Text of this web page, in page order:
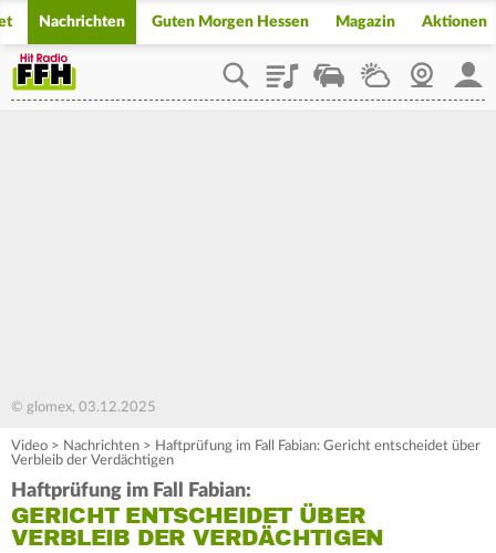
Nachrichten Guten Morgen Hessen Magazin Aktionen
PlaylistStaupilotWetterWebcam
© glomex, 03.12.2025
Video > Nachrichten > Haftprüfung im Fall Fabian: Gericht entscheidet über
Verbleib der Verdächtigen
Haftprüfung im Fall Fabian:
GERICHT ENTSCHEIDET ÜBER
VERBLEIB DER VERDÄCHTIGEN